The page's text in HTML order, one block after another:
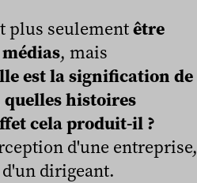
plus seulementêtre
, mais
est la signification de
quelles histoires
cela produit-il ?
d'une entreprise,
dirigeant.